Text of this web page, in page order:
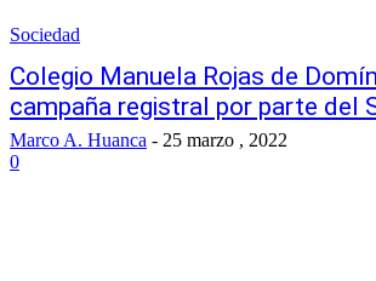
Sociedad
Colegio Manuela Rojas de
campaña registral por parte del
Marco A. Huanca - 25 marzo , 2022
0